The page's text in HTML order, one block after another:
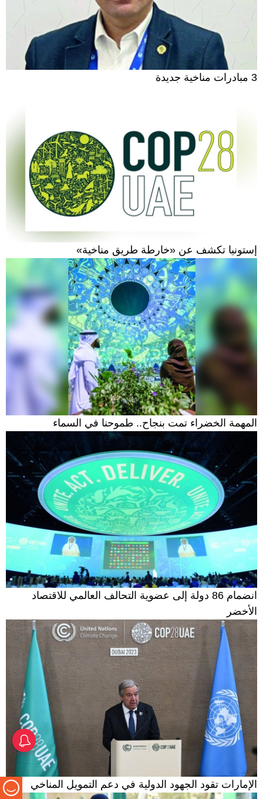
3 مبادرات مناخية جديدة
إستونيا تكشف عن «خارطة طريق مناخية»
المهمة الخضراء تمت بنجاح.. طموحنا في السماء
انضمام 86 دولة إلى عضوية التحالف العالمي للاقتصاد
الأخضر
الإمارات تقود الجهود الدولية في دعم التمويل المناخي
الإمارات تُدين بأشد العبارات
الهجمات الإيرانية العدوانية التي
استهدفت ناقلتين وطنيتين في
مضيق هرمز